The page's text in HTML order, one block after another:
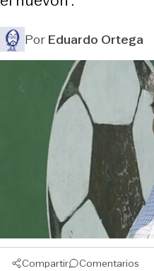
PorEduardo Ortega
Compartir Comentarios